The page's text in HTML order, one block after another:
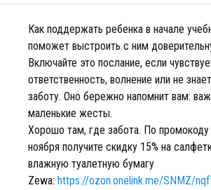
Как поддержать ребенка в начале
поможет выстроить с ним
Включайте это послание, если
ответственность, волнение или не
заботу. Оно бережно напомнит вам:
маленькие жесты.
Хорошо там, где забота. По
ноября получите скидку 15% на
влажную туалетную бумагу
Zewa: https://ozon.onelink.me/SNMZ/